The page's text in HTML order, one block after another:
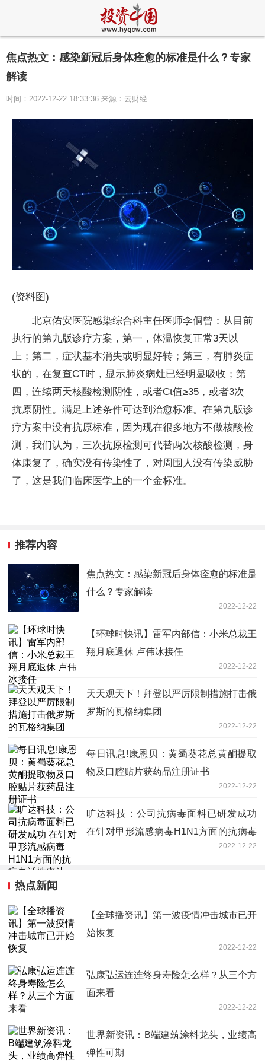
焦点热文：感染新冠后身体痊愈的标准是什么？专家
解读
时间：2022-12-22 18:33:36 来源：云财经
(资料图)
北京佑安医院感染综合科主任医师李侗曾：从目前
执行的第九版诊疗方案，第一，体温恢复正常3天以
上；第二，症状基本消失或明显好转；第三，有肺炎症
状的，在复查CT时，显示肺炎病灶已经明显吸收；第
四，连续两天核酸检测阴性，或者Ct值≥35，或者3次
抗原阴性。满足上述条件可达到治愈标准。在第九版诊
疗方案中没有抗原标准，因为现在很多地方不做核酸检
测，我们认为，三次抗原检测可代替两次核酸检测，身
体康复了，确实没有传染性了，对周围人没有传染威胁
了，这是我们临床医学上的一个金标准。
推荐内容
焦点热文：感染新冠后身体痊愈的标准是
什么？专家解读
2022-12-22
【环球时快讯】雷军内部信：小米总裁王
翔月底退休 卢伟冰接任
2022-12-22
天天观天下！拜登以严厉限制措施打击俄
罗斯的瓦格纳集团
2022-12-22
每日讯息!康恩贝：黄蜀葵花总黄酮提取
物及口腔贴片获药品注册证书
2022-12-22
旷达科技：公司抗病毒面料已研发成功
在针对甲形流感病毒H1N1方面的抗病毒
2022-12-22
热点新闻
【全球播资讯】第一波疫情冲击城市已开
始恢复
2022-12-22
弘康弘运连连终身寿险怎么样？从三个方
面来看
2022-12-22
世界新资讯：B端建筑涂料龙头，业绩高
弹性可期